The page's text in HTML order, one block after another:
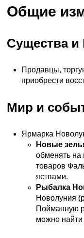
Общие
Существа и
Продавцы,
приобрести
Мир и
Ярмарка
Новые
обменять на
товаров
яствами.
Рыбалка
Новолуния
Пойманную
можно найти